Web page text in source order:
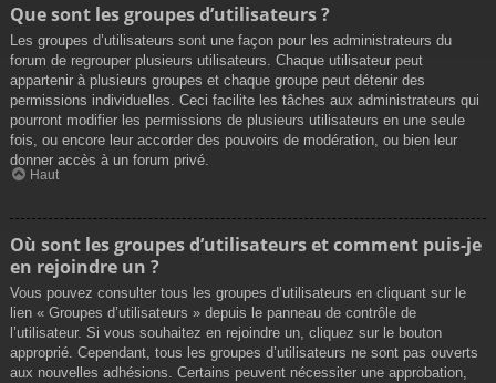
Que sont les groupes d’utilisateurs ?
Les groupes d’utilisateurs sont une façon pour les administrateurs du
forum de regrouper plusieurs utilisateurs. Chaque utilisateur peut
appartenir à plusieurs groupes et chaque groupe peut détenir des
permissions individuelles. Ceci facilite les tâches aux administrateurs qui
pourront modifier les permissions de plusieurs utilisateurs en une seule
fois, ou encore leur accorder des pouvoirs de modération, ou bien leur
donner accès à un forum privé.
Haut
Où sont les groupes d’utilisateurs et comment puis-je
en rejoindre un ?
Vous pouvez consulter tous les groupes d’utilisateurs en cliquant sur le
lien « Groupes d’utilisateurs » depuis le panneau de contrôle de
l’utilisateur. Si vous souhaitez en rejoindre un, cliquez sur le bouton
approprié. Cependant, tous les groupes d’utilisateurs ne sont pas ouverts
aux nouvelles adhésions. Certains peuvent nécessiter une approbation,